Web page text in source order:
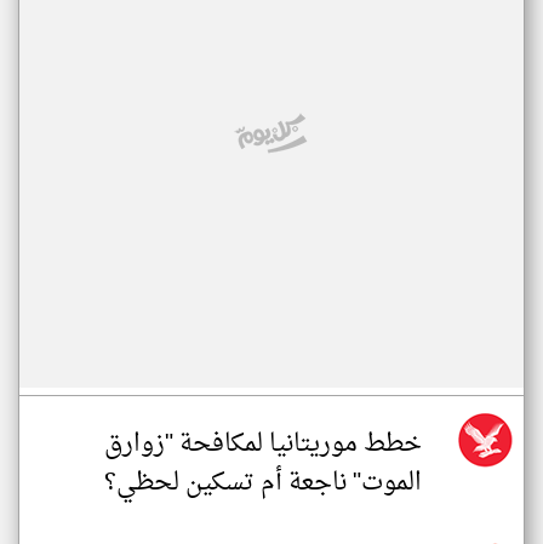
خطط موريتانيا لمكافحة "زوارق
الموت" ناجعة أم تسكين لحظي؟